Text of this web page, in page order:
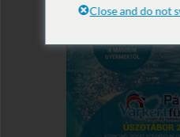
Close and do not